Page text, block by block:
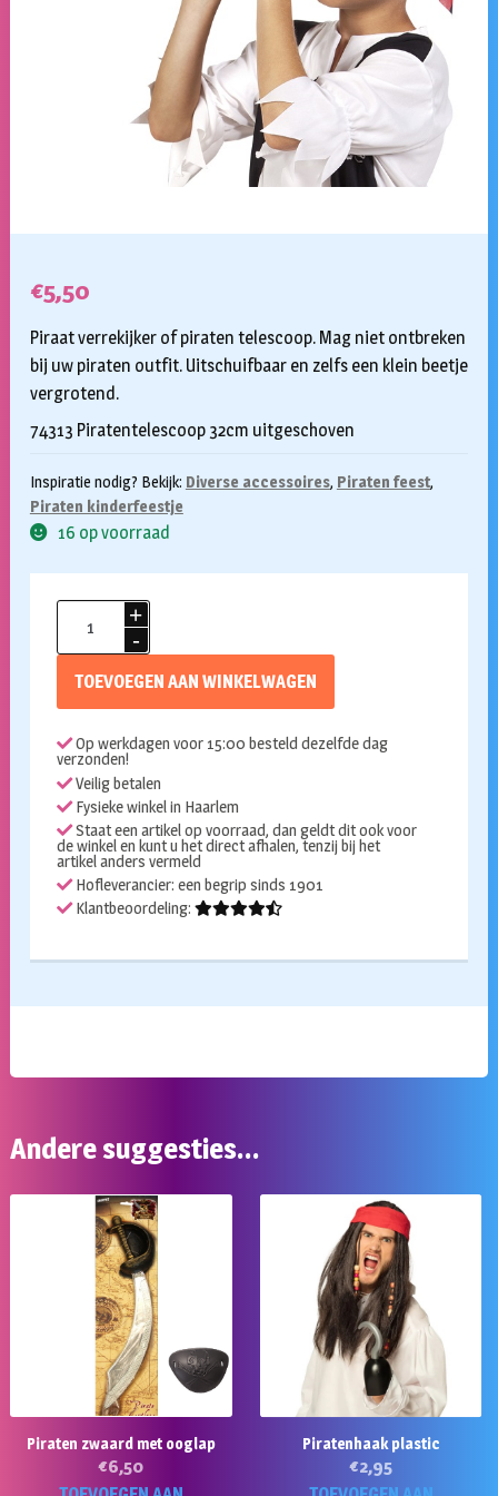
€5,50
Piraat verrekijker of piraten telescoop. Mag niet ontbreken
bij uw piraten outfit. Uitschuifbaar en zelfs een klein beetje
vergrotend.
74313 Piratentelescoop 32cm uitgeschoven
Inspiratie nodig? Bekijk: Diverse accessoires, Piraten feest,
Piraten kinderfeestje
16 op voorraad
verrekijker
TOEVOEGEN AAN WINKELWAGEN
Op werkdagen voor 15:00 besteld dezelfde dag
verzonden!
Veilig betalen
Fysieke winkel in Haarlem
Staat een artikel op voorraad, dan geldt dit ook voor
de winkel en kunt u het direct afhalen, tenzij bij het
artikel anders vermeld
Hofleverancier: een begrip sinds 1901
Klantbeoordeling:
Andere suggesties…
Piraten zwaard met ooglap
€6,50
Piratenhaak plastic
€2,95